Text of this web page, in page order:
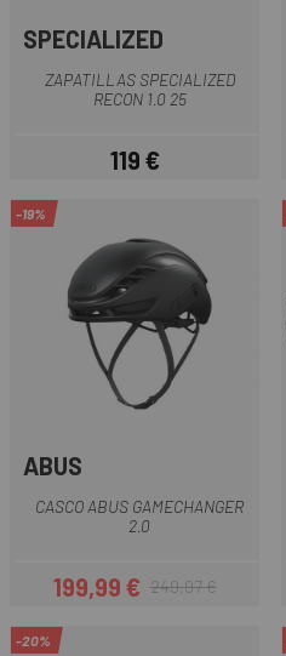
SPECIALIZED
ZAPATILLAS SPECIALIZED
RECON 1.0 25
Precio
119 €
-19%
ABUS
CASCO ABUS GAMECHANGER
2.0
Precio
199,99 €Precio regular
249,97 €
-20%